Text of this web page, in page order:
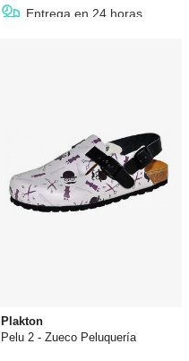
Entrega en 24 horas
Plakton
Pelu 2 - Zueco Peluquería